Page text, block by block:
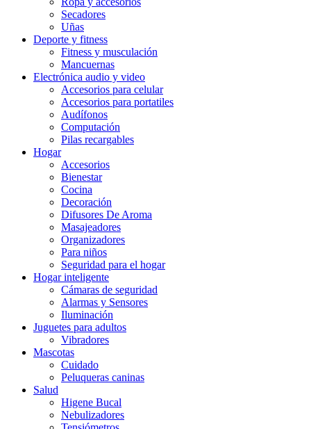
Secadores
Uñas
Deporte y fitness
Fitness y musculación
Mancuernas
Electrónica audio y video
Accesorios para celular
Accesorios para portatiles
Audífonos
Computación
Pilas recargables
Hogar
Accesorios
Bienestar
Cocina
Decoración
Difusores De Aroma
Masajeadores
Organizadores
Para niños
Seguridad para el hogar
Hogar inteligente
Cámaras de seguridad
Alarmas y Sensores
Iluminación
Juguetes para adultos
Vibradores
Mascotas
Cuidado
Peluqueras caninas
Salud
Higene Bucal
Nebulizadores